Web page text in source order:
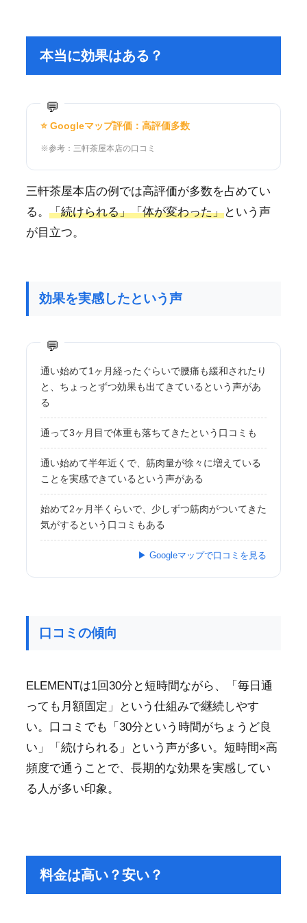
本当に効果はある？
⭐ Googleマップ評価：高評価多数
※参考：三軒茶屋本店の口コミ
三軒茶屋本店の例では高評価が多数を占めてい
る。 「続けられる」「体が変わった」という声
が目立つ。
効果を実感したという声
通い始めて1ヶ月経ったぐらいで腰痛も緩和されたり
と、ちょっとずつ効果も出てきているという声があ
る
通って3ヶ月目で体重も落ちてきたという口コミも
通い始めて半年近くで、筋肉量が徐々に増えている
ことを実感できているという声がある
始めて2ヶ月半くらいで、少しずつ筋肉がついてきた
気がするという口コミもある
▶ Googleマップで口コミを見る
口コミの傾向
ELEMENTは1回30分と短時間ながら、「毎日通
っても月額固定」という仕組みで継続しやす
い。口コミでも「30分という時間がちょうど良
い」「続けられる」という声が多い。短時間×高
頻度で通うことで、長期的な効果を実感してい
る人が多い印象。
料金は高い？安い？